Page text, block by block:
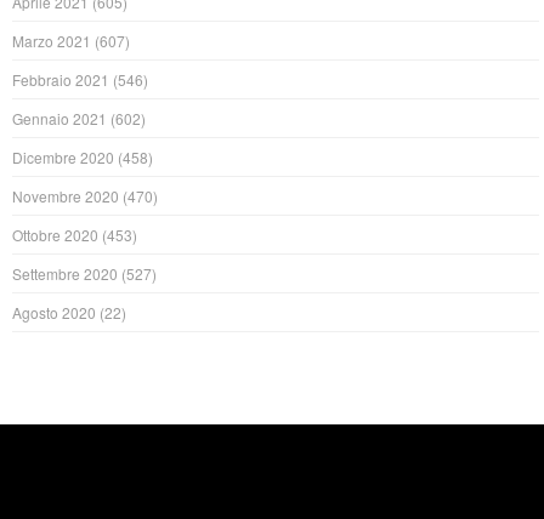
Marzo 2021 (607)
Febbraio 2021 (546)
Gennaio 2021 (602)
Dicembre 2020 (458)
Novembre 2020 (470)
Ottobre 2020 (453)
Settembre 2020 (527)
Agosto 2020 (22)